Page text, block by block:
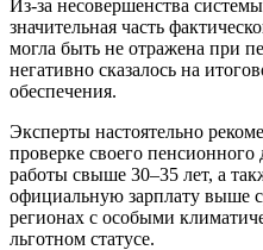
Из-за несовершенства
значительная часть
могла быть не отражена при
негативно сказалось на
обеспечения.
Эксперты настоятельно
проверке своего
работы свыше 30–35 лет, а
официальную зарплату выше
регионах с особыми
льготном статусе.